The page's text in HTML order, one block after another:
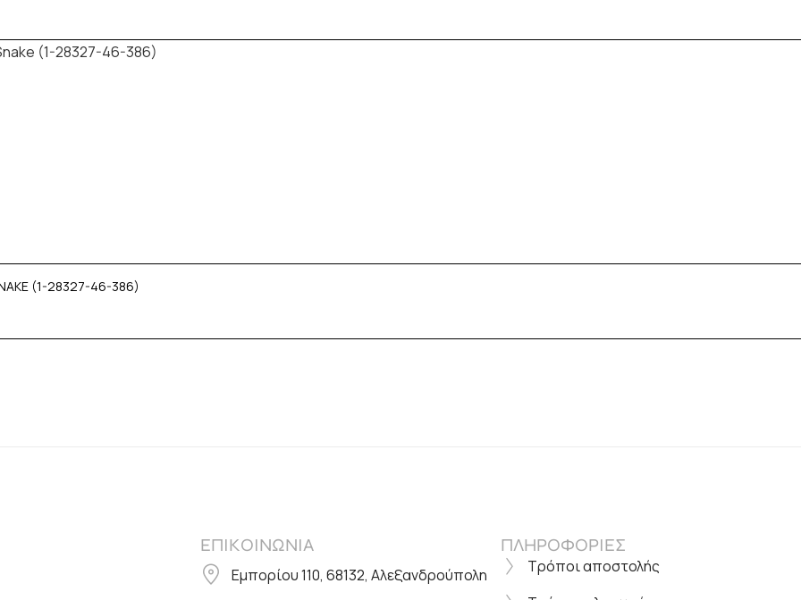
(1-28327-46-386)
ΕΠΙΚΟΙΝΩΝΙΑ
Εμπορίου 110, 68132, Αλεξανδρούπολη
ΠΛΗΡΟΦΟΡΙΕΣ
Τρόποι αποστολής